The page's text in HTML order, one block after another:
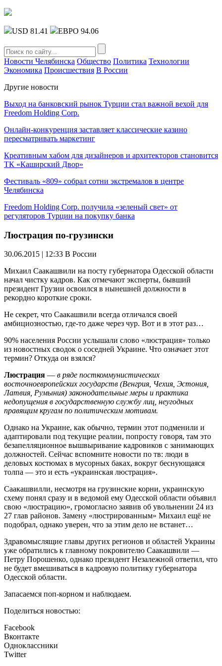
USD 81.41 ЕВРО 94.06
Новости Челябинска Общество Политика Технологии
Экономика Происшествия В России
Другие новости
Выход на банковский рынок Турции стал важной вехой для
Freedom Holding Corp.
Онлайн-конкуренция заставляет классические казино
пересматривать маркетинг
Креативным хабом для дизайнеров и архитекторов становится
ТК «Каширский Двор»
Фестиваль «809» собрал сотни экстремалов в центре
Челябинска
Freedom Holding Corp. получила «зеленый свет» от
регуляторов Турции на покупку банка
Люстрация по-грузински
30.06.2015 | 12:33 В России
Михаил Саакашвили на посту губернатора Одесской области
начал чистку кадров. Как отмечают эксперты, бывший
президент Грузии освоился в нынешней должности в
рекордно короткие сроки.
Не секрет, что Саакашвили всегда отличался своей
амбициозностью, где-то даже через чур. Вот и в этот раз…
90% населения России услышали слово «люстрация» только
из новостных сводок о соседней Украине. Что означает этот
термин? Откуда он взялся?
Люстрация — в ряде посткоммунистических
восточноевропейских государств (Венгрия, Чехия, Эстония,
Латвия, Румыния) законодательные меры и практика
недопущения в государственную службу лиц, неугодных
правящим кругам по политическим мотивам.
Однако на Украине, как обычно, термин этот подменили и
адаптировали под текущие реалии, попросту говоря, там это
безапелляционное вышвыривание кадровиков с занимающих
должностей. Сейчас вспомните новости по тв: люди в
деловых костюмах в мусорных баках, вокруг беснующаяся
толпа — это и есть «украинская люстрация».
Саакашвилли, несмотря на грузинские корни, украинскую
схему понял сразу и в ведомой ему Одесской области объявил
свою «люстрацию», громогласно заявив об увольнении 24 из
27 глав районов. Замену «люстрированным» Михаил ещё не
подобрал, однако уверен, что за этим дело не встанет…
Здравомыслящие главы других регионов и областей Украины
уже обратились к главному покровителю Саакашвили —
Петру Порошенко, однако президент Незалежной ответил, что
не будет вмешиваться в кадровую политику губернатора
Одесской области.
Запасаемся поп-корном и наблюдаем.
Поделиться новостью:
Facebook
Вконтакте
Одноклассники
Twitter